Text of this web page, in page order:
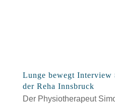
Lunge bewegt Interview
der Reha Innsbruck
Der Physiotherapeut